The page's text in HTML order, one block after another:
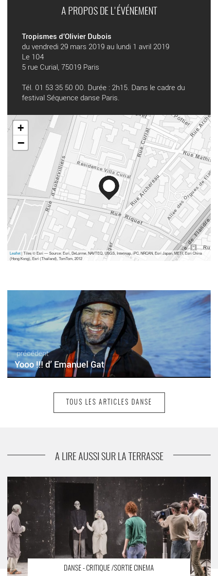
A PROPOS DE L'ÉVÉNEMENT
Tropismes d’Olivier Dubois
du vendredi 29 mars 2019 au lundi 1 avril 2019
Le 104
5 rue Curial, 75019 Paris
Tél. 01 53 35 50 00. Durée : 2h15. Dans le cadre du
festival Séquence danse Paris.
+
−
Leaflet| Tiles © Esri — Source: Esri, DeLorme, NAVTEQ, USGS, Intermap, iPC, NRCAN, Esri Japan, METI, Esri China
(Hong Kong), Esri (Thailand), TomTom, 2012
précédent
Yooo !!! d’ Emanuel Gat
Marin
TOUS LES ARTICLES DANSE
A LIRE AUSSI SUR LA TERRASSE
DANSE - CRITIQUE /SORTIE CINEMA
L’Urgence d’Agir de David Mambouch, une plongée dans
l’univers de la chorégraphe Maguy Marin - Critique sortie Danse
Paris En salle